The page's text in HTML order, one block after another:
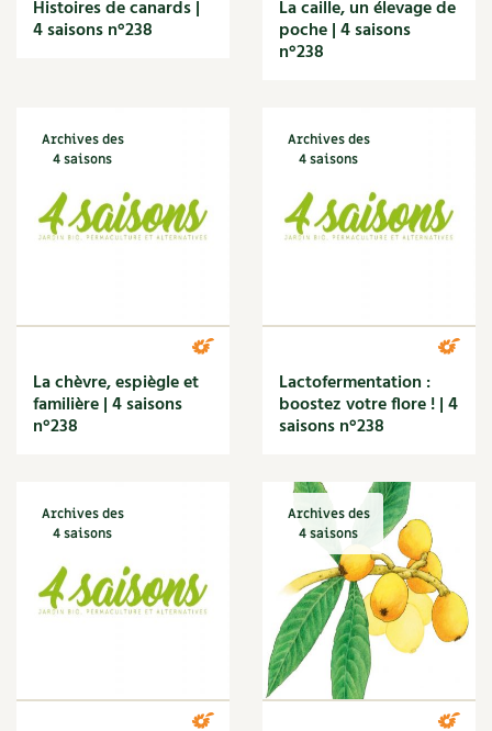
Carnets de saison
Dossier 4 saisons
Vidéos et podcasts
Tous au jardin ! avec Pascal
BD : La folle histoire des plantes
Secrets d'abonné
Tous au jardin ! | RCF
Histoires de canards |
4 saisons n°238
La caille, un élevage de
poche | 4 saisons
n°238
Archives des
4 saisons
La chèvre, espiègle et
familière | 4 saisons
n°238
Archives des
4 saisons
Lactofermentation :
boostez votre flore ! | 4
saisons n°238
Archives des
4 saisons
Archives des
4 saisons